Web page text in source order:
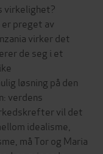
virkelighet?
preget av
virker det
de seg i et
løsning på den
verdens
vil det
idealisme,
må Tor og Maria